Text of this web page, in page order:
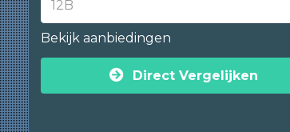
Bekijk aanbiedingen
Direct Vergelijken